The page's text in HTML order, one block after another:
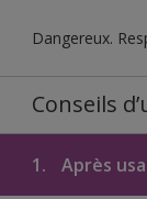
Dangereux.
Conseils
1. Après